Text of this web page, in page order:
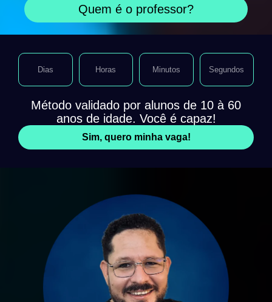
Quem é o professor?
Método validado por alunos de 10 à 60
anos de idade. Você é capaz!
Sim, quero minha vaga!
Dias Horas Minutos Segundos